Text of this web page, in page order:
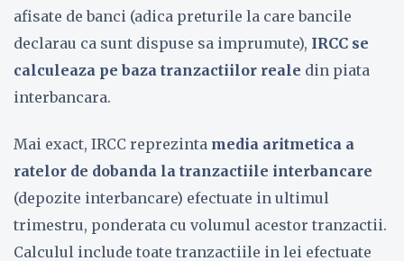
afisate de banci (adica preturile la care bancile
declarau ca sunt dispuse sa imprumute), IRCC se
calculeaza pe baza tranzactiilor reale din piata
interbancara.
Mai exact, IRCC reprezinta media aritmetica a
ratelor de dobanda la tranzactiile interbancare
(depozite interbancare) efectuate in ultimul
trimestru, ponderata cu volumul acestor tranzactii.
Calculul include toate tranzactiile in lei efectuate